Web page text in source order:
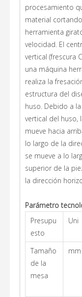
procesamiento
material
herramienta
velocidad. El
vertical (frescura
una máquina
realiza la
estructura del
huso. Debido a
vertical del huso,
mueve hacia
lo largo de la
se mueve a lo
superior de la
la dirección
Parámetro
Presupu
esto
Uni
Tamaño
de la
mesa
mm